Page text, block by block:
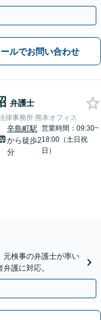
ールでお問い合わせ
弁護士
律事務所 熊本オフィス
辛島町駅
から徒歩2
分
営業時間：09:30~
18:00（土日祝
日）
元検事の弁護士が率い
護に対応。